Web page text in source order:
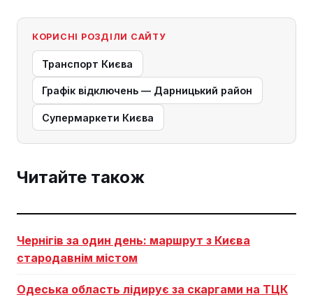
КОРИСНІ РОЗДІЛИ САЙТУ
Транспорт Києва
Графік відключень — Дарницький район
Супермаркети Києва
Читайте також
Чернігів за один день: маршрут з Києва
стародавнім містом
Одеська область лідирує за скаргами на ТЦК